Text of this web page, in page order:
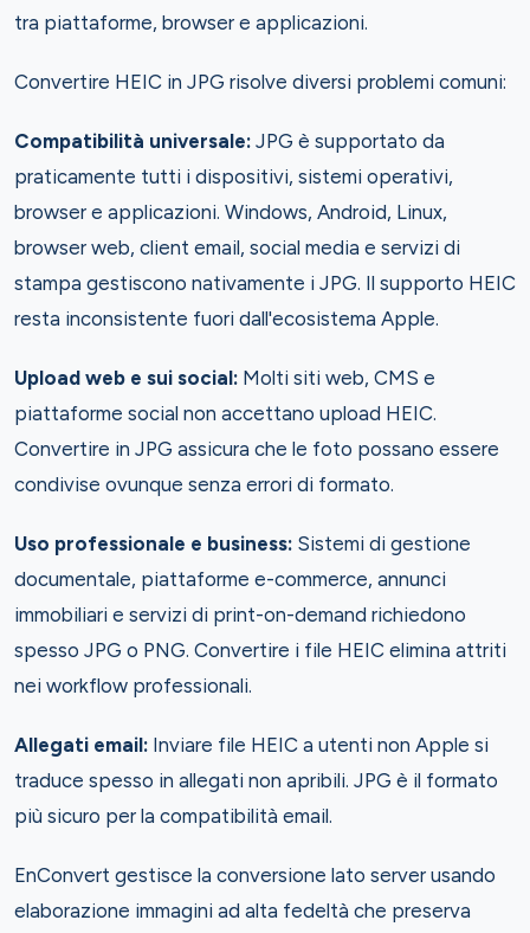
tra piattaforme, browser e applicazioni.
Convertire HEIC in JPG risolve diversi problemi comuni:
Compatibilità universale: JPG è supportato da
praticamente tutti i dispositivi, sistemi operativi,
browser e applicazioni. Windows, Android, Linux,
browser web, client email, social media e servizi di
stampa gestiscono nativamente i JPG. Il supporto HEIC
resta inconsistente fuori dall'ecosistema Apple.
Upload web e sui social: Molti siti web, CMS e
piattaforme social non accettano upload HEIC.
Convertire in JPG assicura che le foto possano essere
condivise ovunque senza errori di formato.
Uso professionale e business: Sistemi di gestione
documentale, piattaforme e-commerce, annunci
immobiliari e servizi di print-on-demand richiedono
spesso JPG o PNG. Convertire i file HEIC elimina attriti
nei workflow professionali.
Allegati email: Inviare file HEIC a utenti non Apple si
traduce spesso in allegati non apribili. JPG è il formato
più sicuro per la compatibilità email.
EnConvert gestisce la conversione lato server usando
elaborazione immagini ad alta fedeltà che preserva